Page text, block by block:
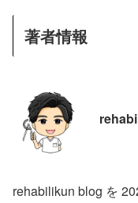
著者情報
rehabilikun blog を